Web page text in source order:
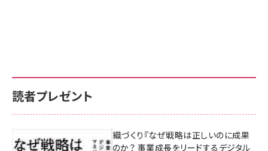
読者プレゼント
成果を生む組織づくり『なぜ戦略は正しいのに成果
があがらないのか？ 事業成長をリードするデジタル